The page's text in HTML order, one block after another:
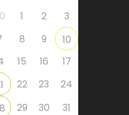
1 2
3
8 9
10
15 16
17
22 23
24
29 30 31